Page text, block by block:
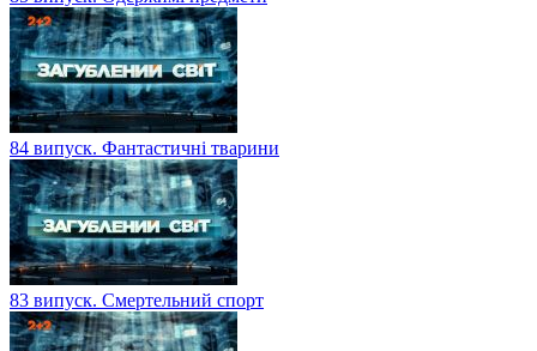
84 випуск. Фантастичні тварини
83 випуск. Смертельний спорт